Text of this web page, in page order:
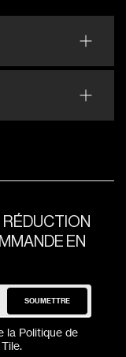
EN
la Politique de
SOUMETTRE